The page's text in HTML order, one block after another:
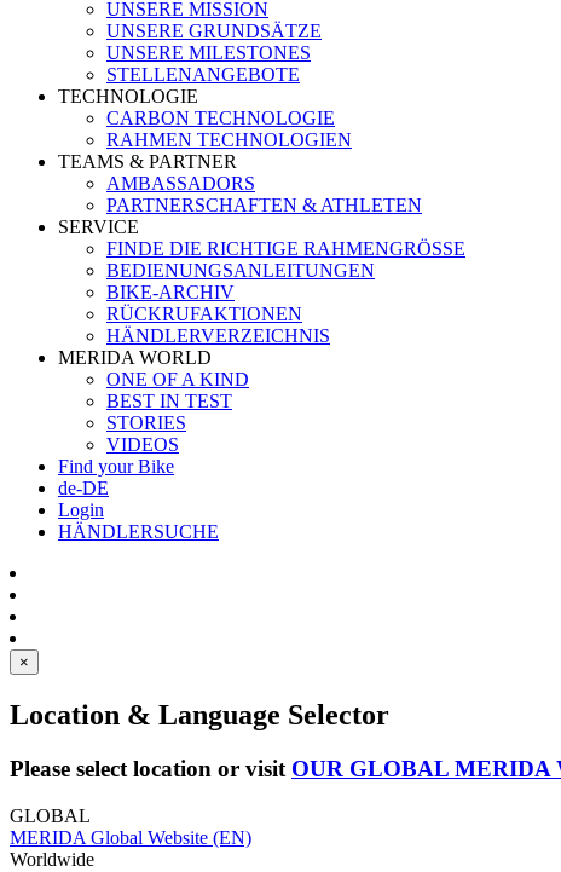
UNSERE MISSION
UNSERE GRUNDSÄTZE
UNSERE MILESTONES
STELLENANGEBOTE
TECHNOLOGIE
CARBON TECHNOLOGIE
RAHMEN TECHNOLOGIEN
TEAMS & PARTNER
AMBASSADORS
PARTNERSCHAFTEN & ATHLETEN
SERVICE
FINDE DIE RICHTIGE RAHMENGRÖSSE
BEDIENUNGSANLEITUNGEN
BIKE-ARCHIV
RÜCKRUFAKTIONEN
HÄNDLERVERZEICHNIS
MERIDA WORLD
ONE OF A KIND
BEST IN TEST
STORIES
VIDEOS
Find your Bike
de-DE
Login
HÄNDLERSUCHE
×
Location & Language Selector
Please select location or visit OUR GLOBAL MERIDA
GLOBAL
MERIDA Global Website (EN)
Worldwide